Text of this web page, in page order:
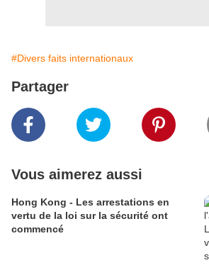
#Divers faits internationaux
Partager
Vous aimerez aussi
Hong Kong - Les arrestations en
vertu de la loi sur la sécurité ont
commencé